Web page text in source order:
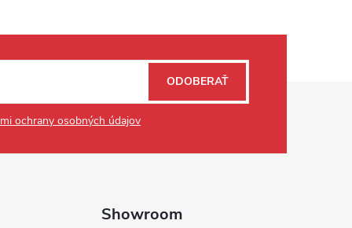
ochrany osobných údajov
ODOBERAŤ
Showroom